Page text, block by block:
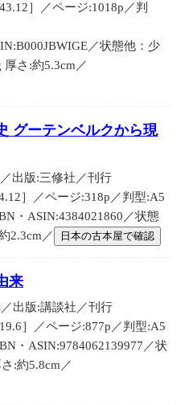
］／ページ:1018p／判
／状態他：少
厚さ:約5.3cm／
グーテンベルクから現
出版:三修社／刊行
］／ページ:318p／判型:A5
・ASIN:4384021860／状態
2.3cm／
日本の古本屋で確認
来
出版:講談社／刊行
］／ページ:877p／判型:A5
・ASIN:9784062139977／状
:約5.8cm／